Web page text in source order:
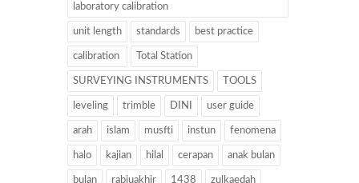
laboratory calibration
unit length standards best practice
calibration Total Station
SURVEYING INSTRUMENTS TOOLS
leveling trimble DINI user guide
arah islam musfti instun fenomena
halo kajian hilal cerapan anak bulan
bulan rabiuakhir 1438 zulkaedah